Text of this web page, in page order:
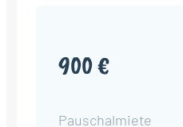
900 €
Pauschalmiete